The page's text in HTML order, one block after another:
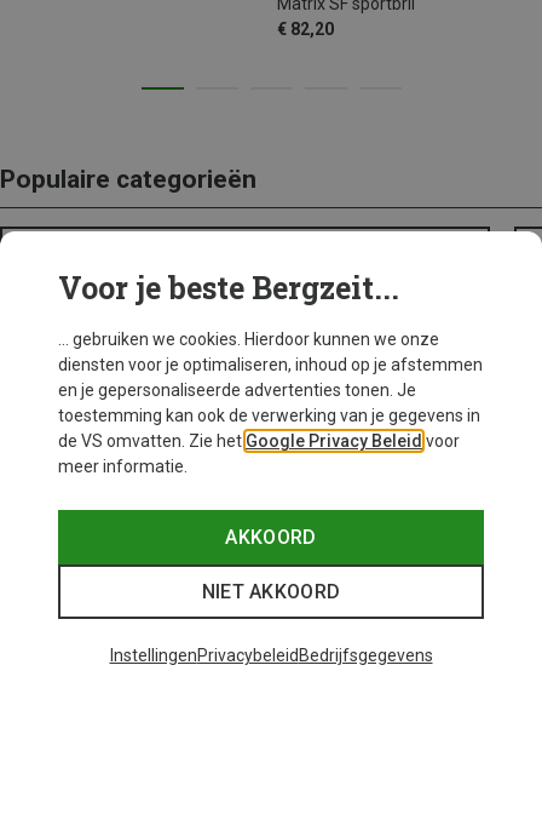
€ 82,20
Populaire categorieën
Voor je beste Bergzeit...
... gebruiken we cookies. Hierdoor kunnen we onze
diensten voor je optimaliseren, inhoud op je afstemmen
en je gepersonaliseerde advertenties tonen. Je
toestemming kan ook de verwerking van je gegevens in
de VS omvatten. Zie het Google Privacy Beleid voor
meer informatie.
AKKOORD
NIET AKKOORD
InstellingenPrivacybeleid Bedrijfsgegevens